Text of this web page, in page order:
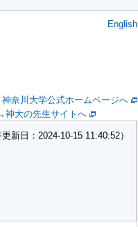
English
奈川大学公式ホームページへ
神大の先生サイトへ
新日：2024-10-15 11:40:52）